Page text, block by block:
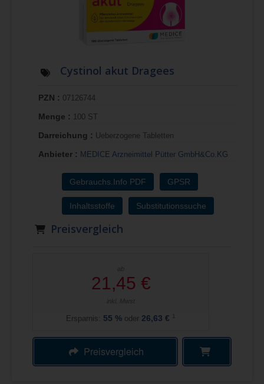
Cystinol akut Dragees
PZN : 07126744
Menge : 100 ST
Darreichung : Ueberzogene Tabletten
Anbieter : MEDICE Arzneimittel Pütter GmbH&Co.KG
Gebrauchs.Info PDF GPSR
Inhaltsstoffe Substitutionssuche
Preisvergleich
ab
21,45 €
inkl. Mwst
Ersparnis: 55 % oder 26,63 € 1
Preisvergleich